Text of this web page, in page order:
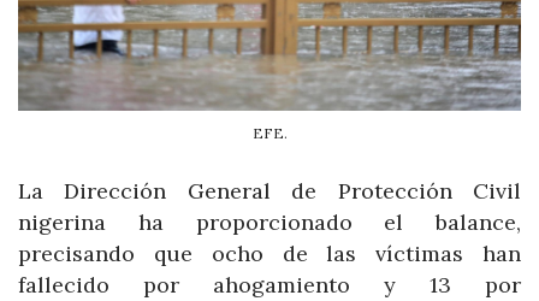
EFE.
La Dirección General de Protección Civil
nigerina ha proporcionado el balance,
precisando que ocho de las víctimas han
fallecido por ahogamiento y 13 por